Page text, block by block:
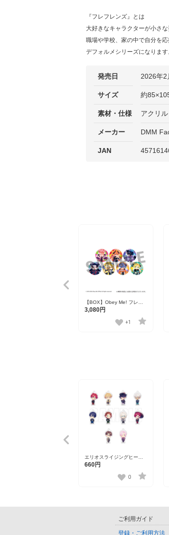
『フレフレンズ』とは
大好きなキャラクターが小さ
職場や学校、家の中で自分を
デフォルメシリーズになります
発売日 2026年2
サイズ 約
素材・仕様 アクリル
メーカー DMM
JAN
【BOX】Obey Me! フレフ
レンズトレーディング缶バ
3,080円
+1
エリオスライジングヒーロ
ーズ トレーディングアクリ
ver.A【DISP！！！2023】
660円
0
ご利用ガイド
登録・ご利用方法